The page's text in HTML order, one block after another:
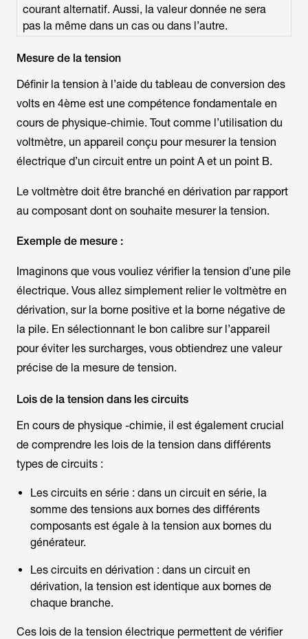
courant alternatif. Aussi, la valeur donnée ne sera
pas la même dans un cas ou dans l’autre.
Mesure de la tension
Définir la tension à l’aide du tableau de conversion des
volts en 4ème est une compétence fondamentale en
cours de physique-chimie. Tout comme l’utilisation du
voltmètre, un appareil conçu pour mesurer la tension
électrique d’un circuit entre un point A et un point B.
Le voltmètre doit être branché en dérivation par rapport
au composant dont on souhaite mesurer la tension.
Exemple de mesure :
Imaginons que vous vouliez vérifier la tension d’une pile
électrique. Vous allez simplement relier le voltmètre en
dérivation, sur la borne positive et la borne négative de
la pile. En sélectionnant le bon calibre sur l’appareil
pour éviter les surcharges, vous obtiendrez une valeur
précise de la mesure de tension.
Lois de la tension dans les circuits
En cours de physique -chimie, il est également crucial
de comprendre les lois de la tension dans différents
types de circuits :
Les circuits en série : dans un circuit en série, la
somme des tensions aux bornes des différents
composants est égale à la tension aux bornes du
générateur.
Les circuits en dérivation : dans un circuit en
dérivation, la tension est identique aux bornes de
chaque branche.
Ces lois de la tension électrique permettent de vérifier